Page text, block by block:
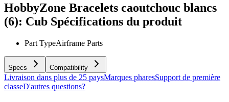
HobbyZone Bracelets caoutchouc blancs
(6): Cub Spécifications du produit
Part TypeAirframe Parts
Specs Compatibility
Livraison dans plus de 25 paysMarques pharesSupport de première
classeD'autres questions?